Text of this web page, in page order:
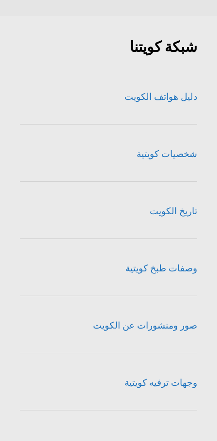
شبكة كويتنا
دليل هواتف الكويت
شخصيات كويتية
تاريخ الكويت
وصفات طبخ كويتية
صور ومنشورات عن الكويت
وجهات ترفيه كويتية